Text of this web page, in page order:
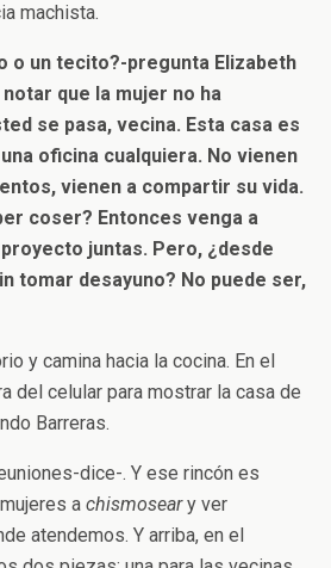
machista.
o un tecito?-pregunta Elizabeth
que la mujer no ha
se pasa, vecina. Esta casa es
oficina cualquiera. No vienen
vienen a compartir su vida.
coser? Entonces venga a
juntas. Pero, ¿desde
tomar desayuno? No puede ser,
y camina hacia la cocina. En el
del celular para mostrar la casa de
Barreras.
dice-. Y ese rincón es
a chismoseary ver
atendemos. Y arriba, en el